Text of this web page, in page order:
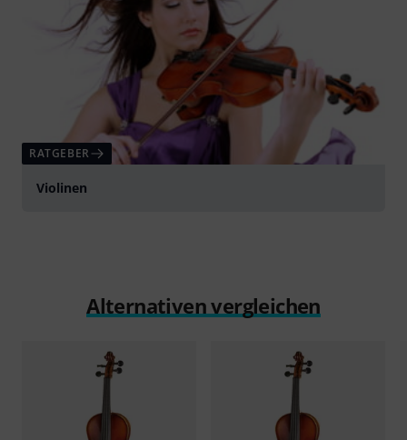
RATGEBER
Violinen
Alternativen vergleichen